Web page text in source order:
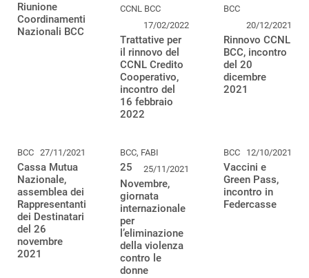
Riunione
Coordinamenti
Nazionali BCC
CCNL BCC
17/02/2022
Trattative per
il rinnovo del
CCNL Credito
Cooperativo,
incontro del
16 febbraio
2022
BCC
20/12/2021
Rinnovo CCNL
BCC, incontro
del 20
dicembre
2021
BCC 27/11/2021
Cassa Mutua
Nazionale,
assemblea dei
Rappresentanti
dei Destinatari
del 26
novembre
2021
BCC, FABI
25/11/2021
25
Novembre,
giornata
internazionale
per
l’eliminazione
della violenza
contro le
donne
BCC 12/10/2021
Vaccini e
Green Pass,
incontro in
Federcasse